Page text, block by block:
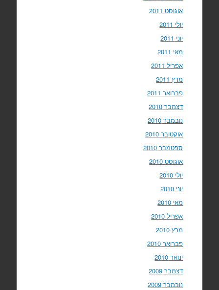
אוגוסט 2011
יולי 2011
יוני 2011
מאי 2011
אפריל 2011
מרץ 2011
פברואר 2011
דצמבר 2010
נובמבר 2010
אוקטובר 2010
ספטמבר 2010
אוגוסט 2010
יולי 2010
יוני 2010
מאי 2010
אפריל 2010
מרץ 2010
פברואר 2010
ינואר 2010
דצמבר 2009
נובמבר 2009